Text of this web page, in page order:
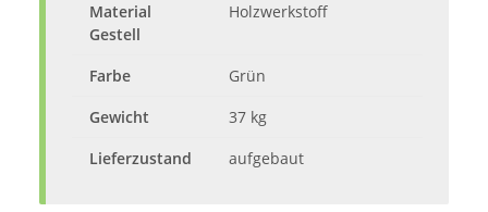
Material
Gestell
Holzwerkstoff
Farbe
Grün
Gewicht
37 kg
Lieferzustand
aufgebaut